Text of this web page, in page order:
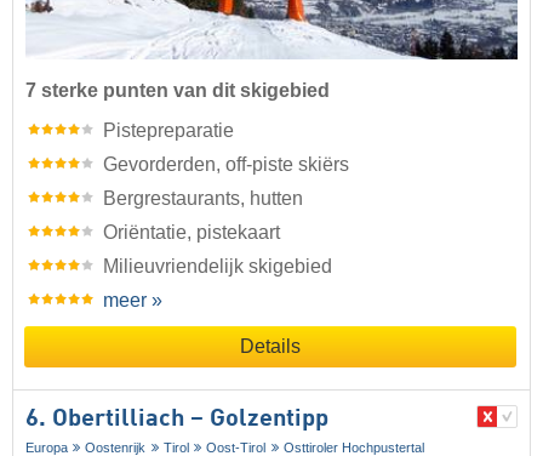
7 sterke punten van dit skigebied
Pistepreparatie
Gevorderden, off-piste skiërs
Bergrestaurants, hutten
Oriëntatie, pistekaart
Milieuvriendelijk skigebied
meer »
Details
6. Obertilliach – Golzentipp
Europa Oostenrijk Tirol Oost-Tirol Osttiroler Hochpustertal